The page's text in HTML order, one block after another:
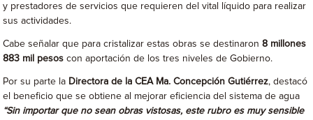
y prestadores de servicios que requieren del vital líquido para realizar
sus actividades.
Cabe señalar que para cristalizar estas obras se destinaron8 millones
883 mil pesos con aportación de los tres niveles de Gobierno.
Por su parte la Directora de la CEA Ma. Concepción Gutiérrez, destacó
el beneficio que se obtiene al mejorar eficiencia del sistema de agua
“Sin importar que no sean obras vistosas, este rubro es muy sensible